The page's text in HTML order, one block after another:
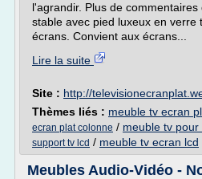
l'agrandir. Plus de
stable avec pied luxeux en verre
écrans. Convient aux écrans...
Lire la suite
Site : http://
Thèmes liés : meuble tv ecran
ecran plat colonne / meuble tv
support tv lcd / meuble tv ecran lcd
Meubles Audio-Vidéo -